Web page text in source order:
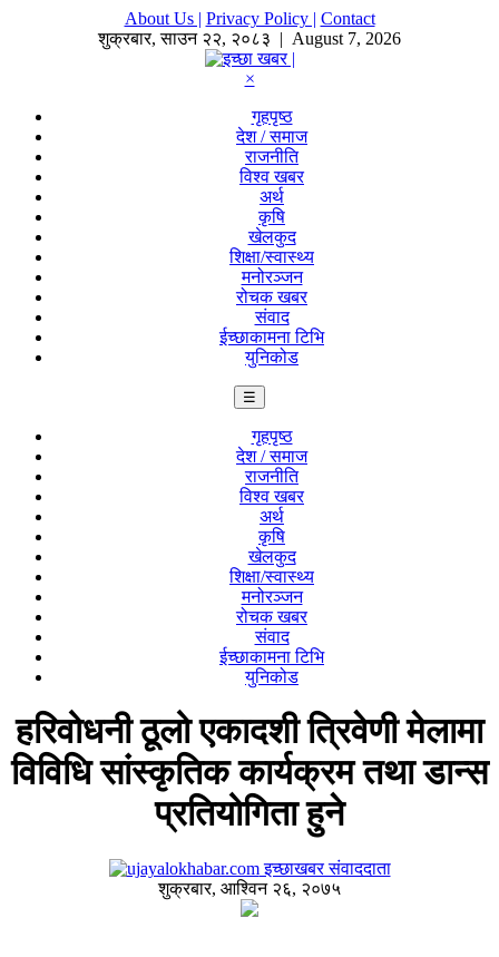
About Us | Privacy Policy | Contact
शुक्रबार,साउन २२, २०८३ | August 7, 2026
×
गृहपृष्ठ
देश / समाज
राजनीति
विश्व खबर
अर्थ
कृषि
खेलकुद
शिक्षा/स्वास्थ्य
मनोरञ्जन
रोचक खबर
संवाद
ईच्छाकामना टिभि
युनिकोड
☰
गृहपृष्ठ
देश / समाज
राजनीति
विश्व खबर
अर्थ
कृषि
खेलकुद
शिक्षा/स्वास्थ्य
मनोरञ्जन
रोचक खबर
संवाद
ईच्छाकामना टिभि
युनिकोड
हरिवोधनी ठूलो एकादशी त्रिवेणी मेलामा
विविधि सांस्कृतिक कार्यक्रम तथा डान्स
प्रतियोगिता हुने
इच्छाखबर संवाददाता
शुक्रबार, आश्विन २६, २०७५